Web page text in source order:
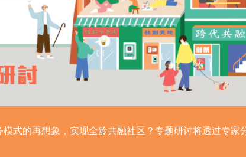
式的再想象，实现全龄共融社区？专题研讨将透过专家